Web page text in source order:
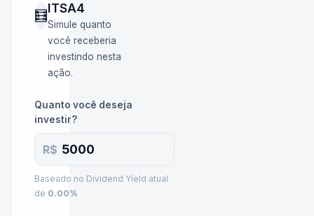
🧮ITSA4
Simule quanto
você receberia
investindo nesta
ação.
Quanto você deseja
investir?
R$
Baseado no Dividend Yield atual
de 0.00%